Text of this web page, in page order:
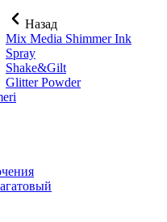
Назад
Mix Media Shimmer Ink
Spray
Shake&Gilt
Glitter Powder